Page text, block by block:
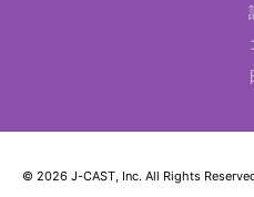
© 2026 J-CAST, Inc. All Rights